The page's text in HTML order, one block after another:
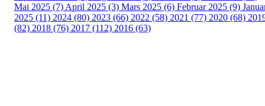
Mai 2025 (7) April 2025 (3) Mars 2025 (6) Februar 2025 (9)
2025 (11) 2024 (80) 2023 (66) 2022 (58) 2021 (77) 2020 (68)
(82) 2018 (76) 2017 (112) 2016 (63)